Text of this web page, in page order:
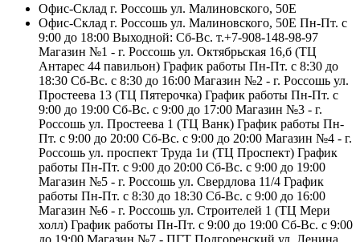
Офис-Склад г. Россошь ул. Малиновского, 50Е
Офис-Склад г. Россошь ул. Малиновского, 50Е Пн-Пт. с
9:00 до 18:00 Выходной: Сб-Вс. т.+7-908-148-98-97
Магазин №1 - г. Россошь ул. Октябрьская 16,б (ТЦ
Антарес 44 павильон) График работы Пн-Пт. с 8:30 до
18:30 Сб-Вс. с 8:30 до 16:00 Магазин №2 - г. Россошь ул.
Простеева 13 (ТЦ Пятерочка) График работы Пн-Пт. с
9:00 до 19:00 Сб-Вс. с 9:00 до 17:00 Магазин №3 - г.
Россошь ул. Простеева 1 (ТЦ Ванк) График работы Пн-
Пт. с 9:00 до 20:00 Сб-Вс. с 9:00 до 20:00 Магазин №4 - г.
Россошь ул. проспект Труда 1и (ТЦ Проспект) График
работы Пн-Пт. с 9:00 до 20:00 Сб-Вс. с 9:00 до 19:00
Магазин №5 - г. Россошь ул. Свердлова 11/4 График
работы Пн-Пт. с 8:30 до 18:30 Сб-Вс. с 9:00 до 16:00
Магазин №6 - г. Россошь ул. Строителей 1 (ТЦ Мери
холл) График работы Пн-Пт. с 9:00 до 19:00 Сб-Вс. с 9:00
до 19:00 Магазин №7 - ПГТ Подгоренский ул. Ленина